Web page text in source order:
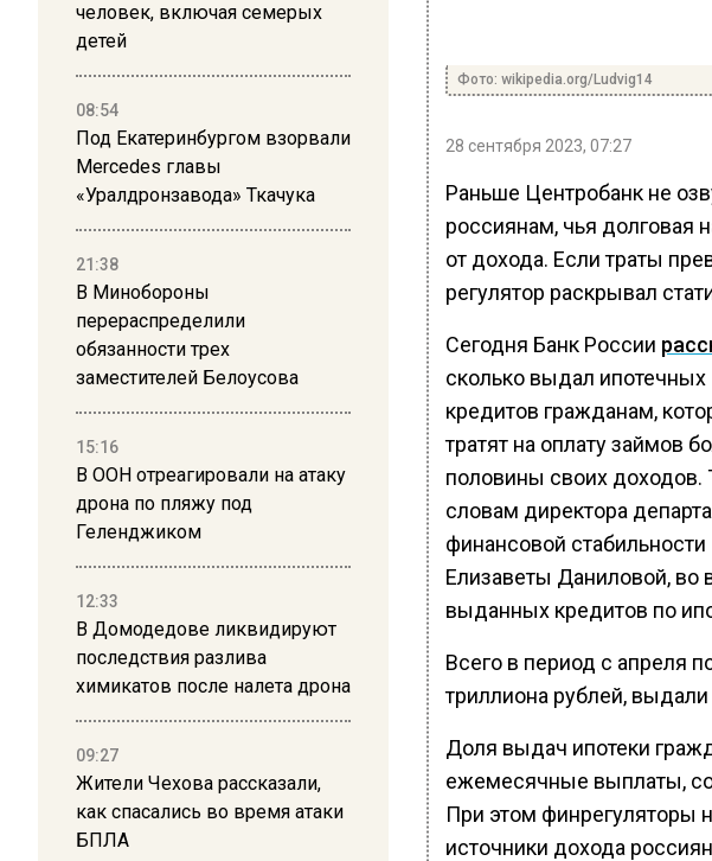
человек, включая семерых
детей
08:54
Под Екатеринбургом взорвали
Mercedes главы
«Уралдронзавода» Ткачука
21:38
В Минобороны
перераспределили
обязанности трех
заместителей Белоусова
15:16
В ООН отреагировали на атаку
дрона по пляжу под
Геленджиком
12:33
В Домодедове ликвидируют
последствия разлива
химикатов после налета дрона
09:27
Жители Чехова рассказали,
как спасались во время атаки
БПЛА
Фото: wikipedia.org/Ludvig14
28 сентября 2023, 07:27
Раньше Центробанк не
россиянам, чья долговая
от дохода. Если траты
регулятор раскрывал
Сегодня Банк России
сколько выдал ипотечных
кредитов гражданам,
тратят на оплату займов
половины своих доходов.
словам директора
финансовой
Елизаветы Даниловой, во
выданных кредитов по
Всего в период с апреля
триллиона рублей,
Доля выдач ипотеки
ежемесячные выплаты,
При этом финрегуляторы
источники дохода